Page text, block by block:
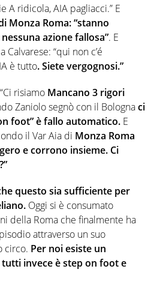
A ridicola, AIA pagliacci.” E
Monza Roma:“stanno
azione fallosa”. E
“qui non c’é
è tutto. Siete vergognosi.”
risiamo Mancano 3 rigori
Zaniolo segnò con il Bolognaci
foot” è fallo automatico. E
il Var Aia di Monza Roma
e corrono insieme. Ci
questo sia sufficiente per
Oggi si è consumato
della Roma che finalmente ha
attraverso un suo
circo. Per noi esiste un
invece è step on foot e